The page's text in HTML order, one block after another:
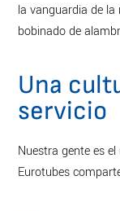
la vanguardia de
bobinado de
Una
servicio
Nuestra gente es
Eurotubes